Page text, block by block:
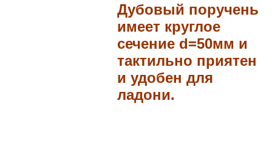
Дубовый поручень
имеет круглое
сечение d=50мм и
тактильно приятен
и удобен для
ладони.